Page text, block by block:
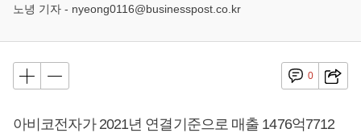
노녕 기자 - nyeong0116@businesspost.co.kr
0
아비코전자가 2021년 연결기준으로 매출 1476억7712